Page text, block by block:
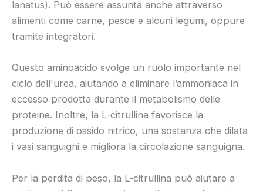
lanatus). Può essere assunta anche attraverso
alimenti come carne, pesce e alcuni legumi, oppure
tramite integratori.
Questo aminoacido svolge un ruolo importante nel
ciclo dell'urea, aiutando a eliminare l’ammoniaca in
eccesso prodotta durante il metabolismo delle
proteine. Inoltre, la L-citrullina favorisce la
produzione di ossido nitrico, una sostanza che dilata
i vasi sanguigni e migliora la circolazione sanguigna.
Per la perdita di peso, la L-citrullina può aiutare a